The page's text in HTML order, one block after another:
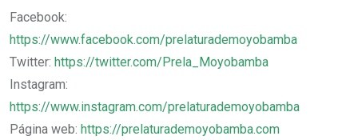
Facebook:
https://www.facebook.com/prelaturademoyobamba
Twitter: https://twitter.com/Prela_Moyobamba
Instagram:
https://www.instagram.com/prelaturademoyobamba
Página web: https://prelaturademoyobamba.com